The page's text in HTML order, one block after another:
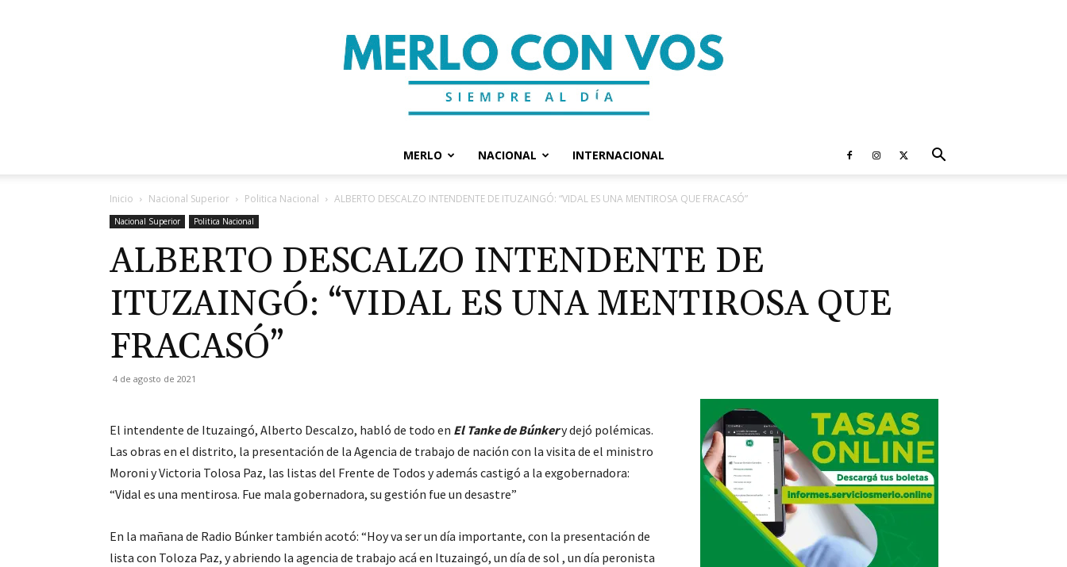
Con
MERLO NACIONAL INTERNACIONAL
Inicio Nacional Superior Politica Nacional ALBERTO DESCALZO INTENDENTE DE ITUZAINGÓ: “VIDAL ES UNA MENTIROSA QUE FRACASÓ”
Nacional Superior Politica Nacional
ALBERTO DESCALZO INTENDENTE DE
ITUZAINGÓ: “VIDAL ES UNA MENTIROSA QUE
FRACASÓ”
4 de agosto de 2021
El intendente de Ituzaingó, Alberto Descalzo, habló de todo en El Tanke de Búnkery dejó polémicas.
Las obras en el distrito, la presentación de la Agencia de trabajo de nación con la visita de el ministro
Moroni y Victoria Tolosa Paz, las listas del Frente de Todos y además castigó a la exgobernadora:
“Vidal es una mentirosa. Fue mala gobernadora, su gestión fue un desastre”
En la mañana de Radio Búnker también acotó: “Hoy va ser un día importante, con la presentación de
lista con Toloza Paz, y abriendo la agencia de trabajo acá en Ituzaingó, un día de sol , un día peronista